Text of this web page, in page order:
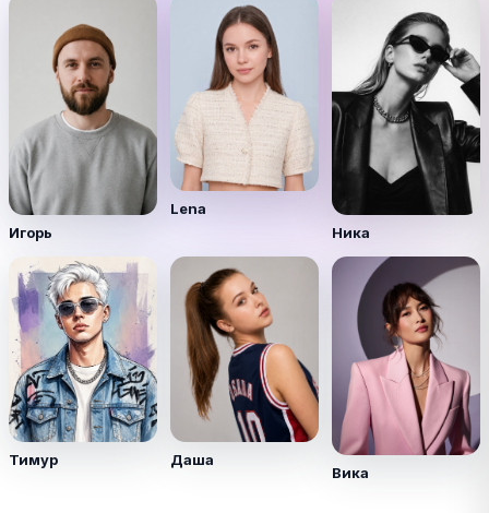
Игорь
Lena
Ника
Тимур Даша
Вика